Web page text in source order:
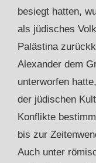
besiegt hatten,
als jüdisches
Palästina
Alexander dem
unterworfen
der jüdischen
Konflikte
bis zur
Auch unter